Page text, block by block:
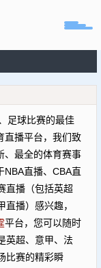
足球比赛的最佳
直播平台，我们致
、最全的体育赛事
NBA直播、CBA直
直播（包括英超
播）感兴趣，
平台，您可以随时
英超、意甲、法
比赛的精彩瞬